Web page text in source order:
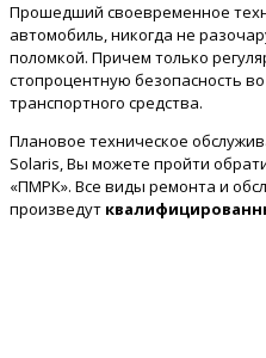
Прошедший своевременное
автомобиль, никогда не
поломкой. Причем только
стопроцентную безопасность
транспортного средства.
Плановое техническое
Solaris, Вы можете пройти
«ПМРК». Все виды ремонта и
произведут